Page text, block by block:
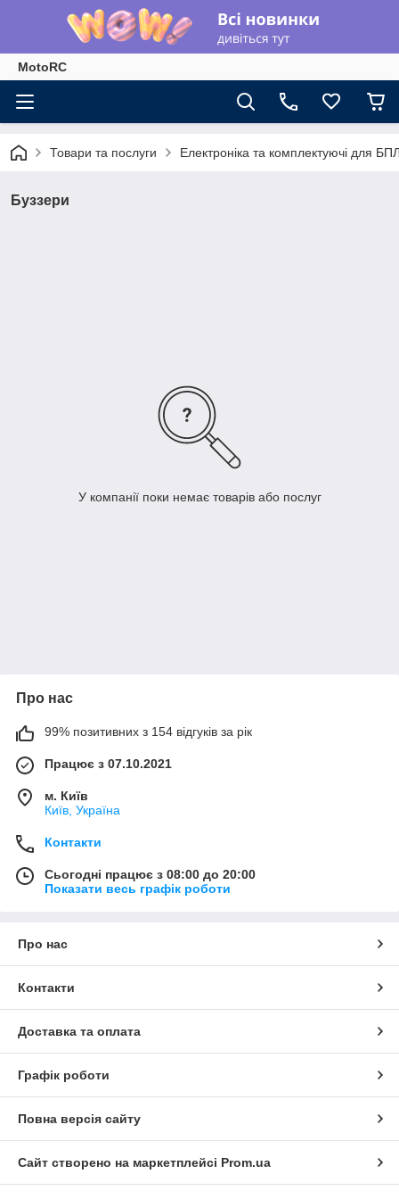
MotoRC
Товари та послуги Електроніка та комплектуючі для
Буззери
У компанії поки немає товарів або послуг
Про нас
99% позитивних з 154 відгуків за рік
Працює з 07.10.2021
м. Київ
Київ, Україна
Контакти
Сьогодні працює з 08:00 до 20:00
Показати весь графік роботи
Про нас
Контакти
Доставка та оплата
Графік роботи
Повна версія сайту
Сайт створено на маркетплейсі Prom.ua